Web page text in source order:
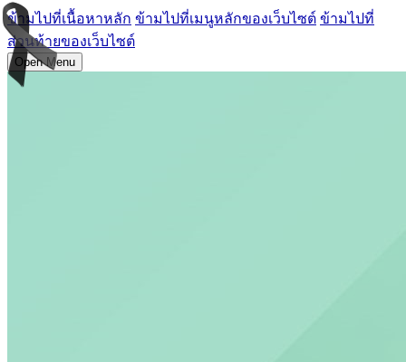
ข้ามไปที่เนื้อหาหลัก ข้ามไปที่เมนูหลักของเว็บไซต์ ข้ามไปที่
ส่วนท้ายของเว็บไซต์
Open Menu